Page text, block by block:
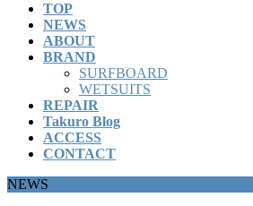
TOP
NEWS
ABOUT
BRAND
SURFBOARD
WETSUITS
REPAIR
Takuro Blog
ACCESS
CONTACT
NEWS